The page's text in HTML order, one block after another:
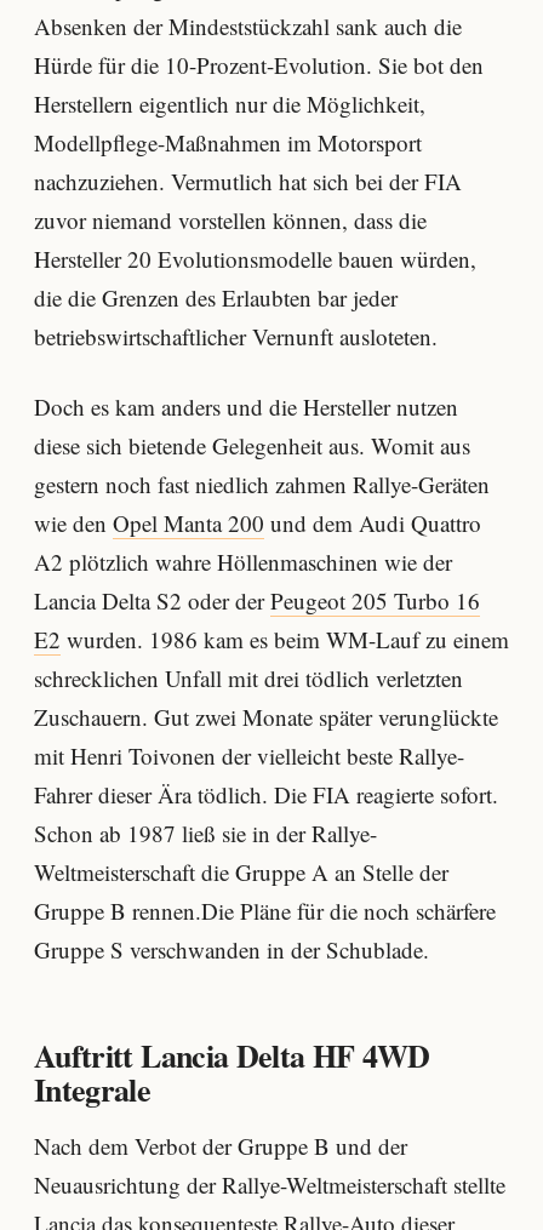
Absenken der Mindeststückzahl sank auch die
Hürde für die 10-Prozent-Evolution. Sie bot den
Herstellern eigentlich nur die Möglichkeit,
Modellpflege-Maßnahmen im Motorsport
nachzuziehen. Vermutlich hat sich bei der FIA
zuvor niemand vorstellen können, dass die
Hersteller 20 Evolutionsmodelle bauen würden,
die die Grenzen des Erlaubten bar jeder
betriebswirtschaftlicher Vernunft ausloteten.
Doch es kam anders und die Hersteller nutzen
diese sich bietende Gelegenheit aus. Womit aus
gestern noch fast niedlich zahmen Rallye-Geräten
wie den Opel Manta 200 und dem Audi Quattro
A2 plötzlich wahre Höllenmaschinen wie der
Lancia Delta S2 oder derPeugeot 205 Turbo 16
E2 wurden. 1986 kam es beim WM-Lauf zu einem
schrecklichen Unfall mit drei tödlich verletzten
Zuschauern. Gut zwei Monate später verunglückte
mit Henri Toivonen der vielleicht beste Rallye-
Fahrer dieser Ära tödlich. Die FIA reagierte sofort.
Schon ab 1987 ließ sie in der Rallye-
Weltmeisterschaft die Gruppe A an Stelle der
Gruppe B rennen.Die Pläne für die noch schärfere
Gruppe S verschwanden in der Schublade.
Auftritt Lancia Delta HF 4WD
Integrale
Nach dem Verbot der Gruppe B und der
Neuausrichtung der Rallye-Weltmeisterschaft stellte
Lancia das konsequenteste Rallye-Auto dieser